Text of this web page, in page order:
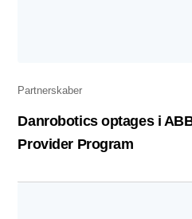
Partnerskaber
Danrobotics optages i
Provider Program